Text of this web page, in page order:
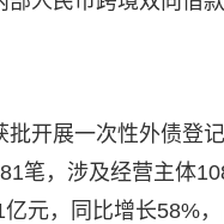
开展一次性外债登
笔，涉及经营主体
元，同比增长58%